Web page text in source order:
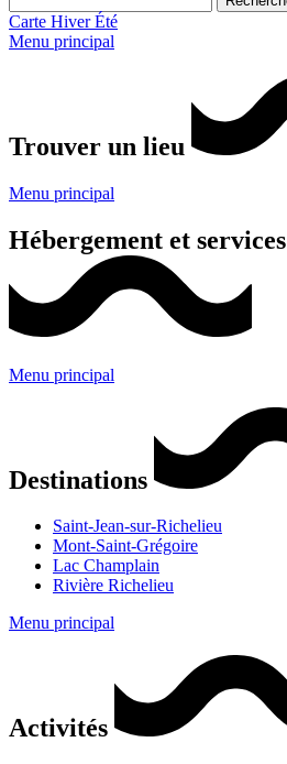
Carte Hiver Été
Menu principal
Trouver un lieu
Menu principal
Hébergement et services
Menu principal
Destinations
Saint-Jean-sur-Richelieu
Mont-Saint-Grégoire
Lac Champlain
Rivière Richelieu
Menu principal
Activités